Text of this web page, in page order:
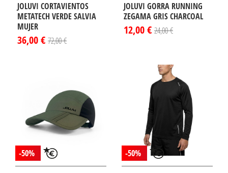
JOLUVI CORTAVIENTOS
METATECH VERDE SALVIA
MUJER
36,00 € 72,00 €
JOLUVI GORRA RUNNING
ZEGAMA GRIS CHARCOAL
12,00 € 24,00 €
-50% -50%